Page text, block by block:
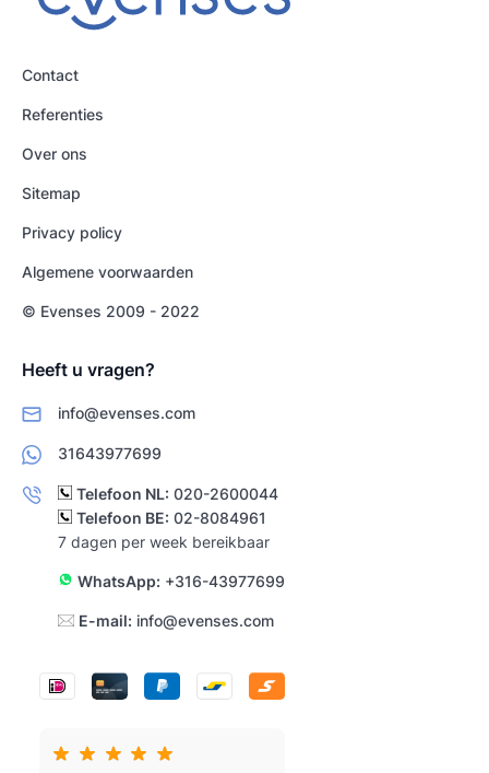
Contact
Referenties
Over ons
Sitemap
Privacy policy
Algemene voorwaarden
© Evenses 2009 - 2022
Heeft u vragen?
info@evenses.com
31643977699
Telefoon NL: 020-2600044
Telefoon BE: 02-8084961
7 dagen per week bereikbaar
WhatsApp: +316-43977699
E-mail: info@evenses.com